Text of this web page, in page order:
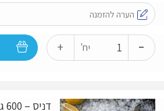
-
כמות
של
-
יח' +
דניס – 600 גרם